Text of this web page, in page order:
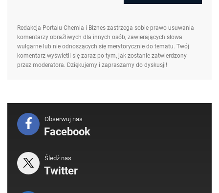
Redakcja Portalu Chemia i Biznes zastrzega sobie prawo usuwania
komentarzy obraźliwych dla innych osób, zawierających słowa
wulgarne lub nie odnoszących się merytorycznie do tematu. Twój
komentarz wyświetli się zaraz po tym, jak zostanie zatwierdzony
przez moderatora. Dziękujemy i zapraszamy do dyskusji!
Obserwuj nas
Facebook
Śledź nas
Twitter